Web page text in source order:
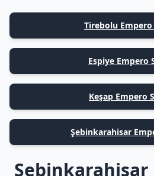
Tirebolu Empero
Espiye Empero
Keşap Empero
Şebinkarahisar